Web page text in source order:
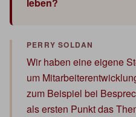
leben?
Wir haben eine eigene
um
zum Beispiel bei
als ersten Punkt das